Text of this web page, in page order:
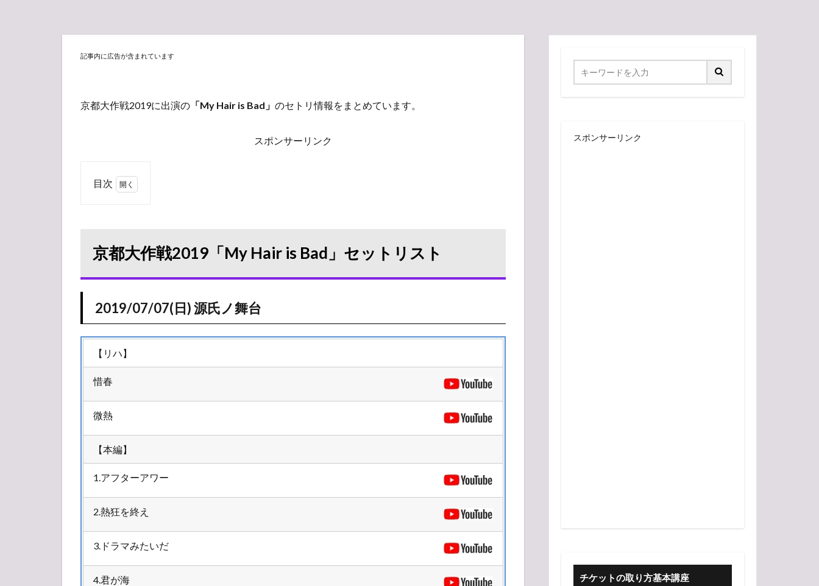
記事内に広告が含まれています
京都大作戦2019に出演の 「My Hair is Bad」 のセトリ情報をまとめています。
スポンサーリンク
目次
Bad」セ
ト
2019/07/07(日)
源氏ノ舞台
2
タイムテーブ
ル
2.1
源氏
ノ舞
台
牛若
ノ舞
台
京都大作戦2019「My Hair is Bad」セットリスト
2019/07/07(日) 源氏ノ舞台
【リハ】
惜春
微熱
【本編】
1.アフターアワー
2.熱狂を終え
3.ドラマみたいだ
4.君が海
スポンサーリンク
チケットの取り方基本講座